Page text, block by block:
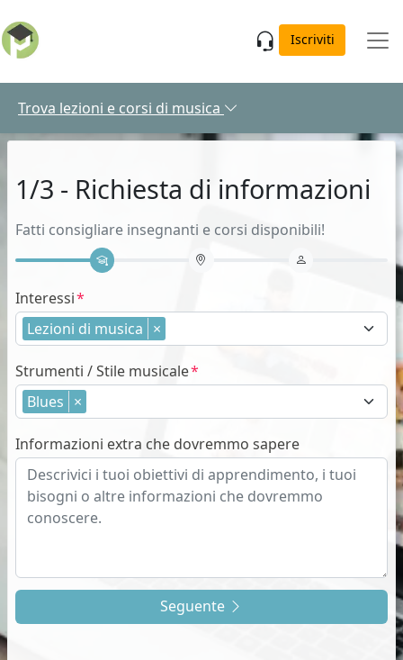
Iscriviti
Trova lezioni e corsi di musica
1/3 - Richiesta di informazioni
Fatti consigliare insegnanti e corsi disponibili!
Interessi
Lezioni di musica ×
Strumenti / Stile musicale
Blues ×
Informazioni extra che dovremmo sapere
Seguente